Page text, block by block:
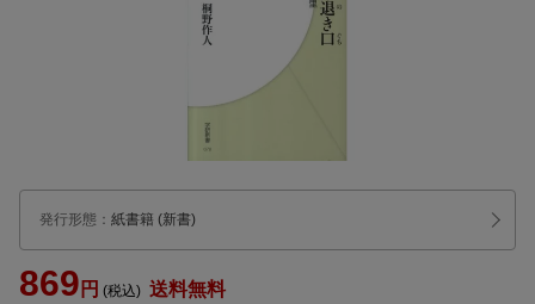
発行形態 ： 紙書籍 (新書)
869 円 (税込) 送料無料